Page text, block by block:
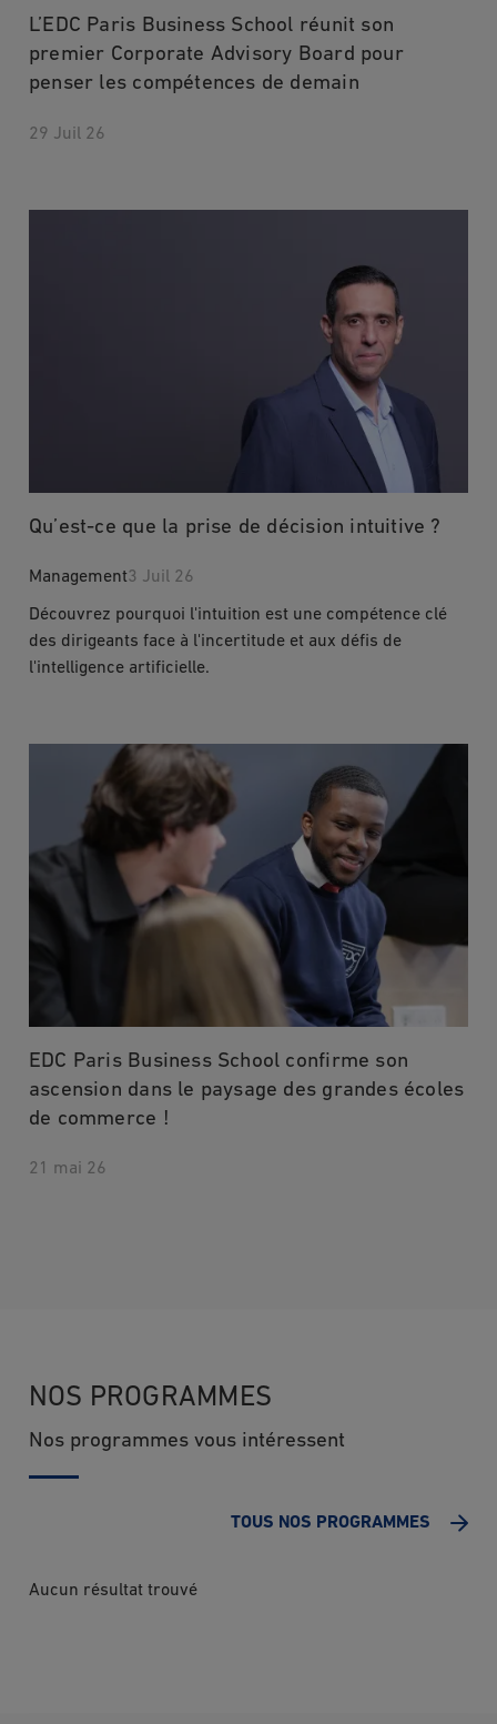
L’EDC Paris Business School réunit son
premier Corporate Advisory Board pour
penser les compétences de demain
29 Juil 26
Qu’est-ce que la prise de décision intuitive ?
Management3 Juil 26
Découvrez pourquoi l'intuition est une compétence clé
des dirigeants face à l'incertitude et aux défis de
l'intelligence artificielle.
EDC Paris Business School confirme son
ascension dans le paysage des grandes écoles
de commerce !
21 mai 26
NOS PROGRAMMES
Nos programmes vous intéressent
Aucun résultat trouvé
TOUS NOS PROGRAMMES